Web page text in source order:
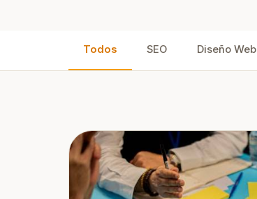
móvil
Hosting SEO
Todos SEO Diseño Web